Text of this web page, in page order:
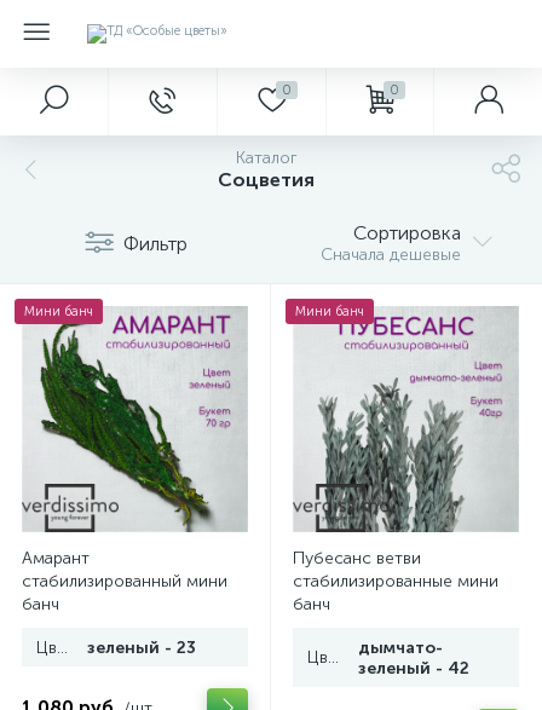
0 0
Каталог
Соцветия
Фильтр Сортировка
Сначала дешевые
Мини банч
Амарант
стабилизированный мини
банч
Цвет зеленый - 23
Мини банч
Пубесанс ветви
стабилизированные мини
банч
Цвет
дымчато-
зеленый - 42